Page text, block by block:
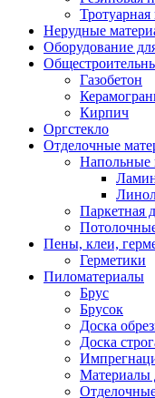
Тротуарная
Нерудные
Оборудование
Газобетон
Кирпич
Оргстекло
Отделочные
Напольные
Паркетная
Пены, клеи,
Герметики
Пиломатериалы
Брус
Брусок
Доска
Доска
Материалы